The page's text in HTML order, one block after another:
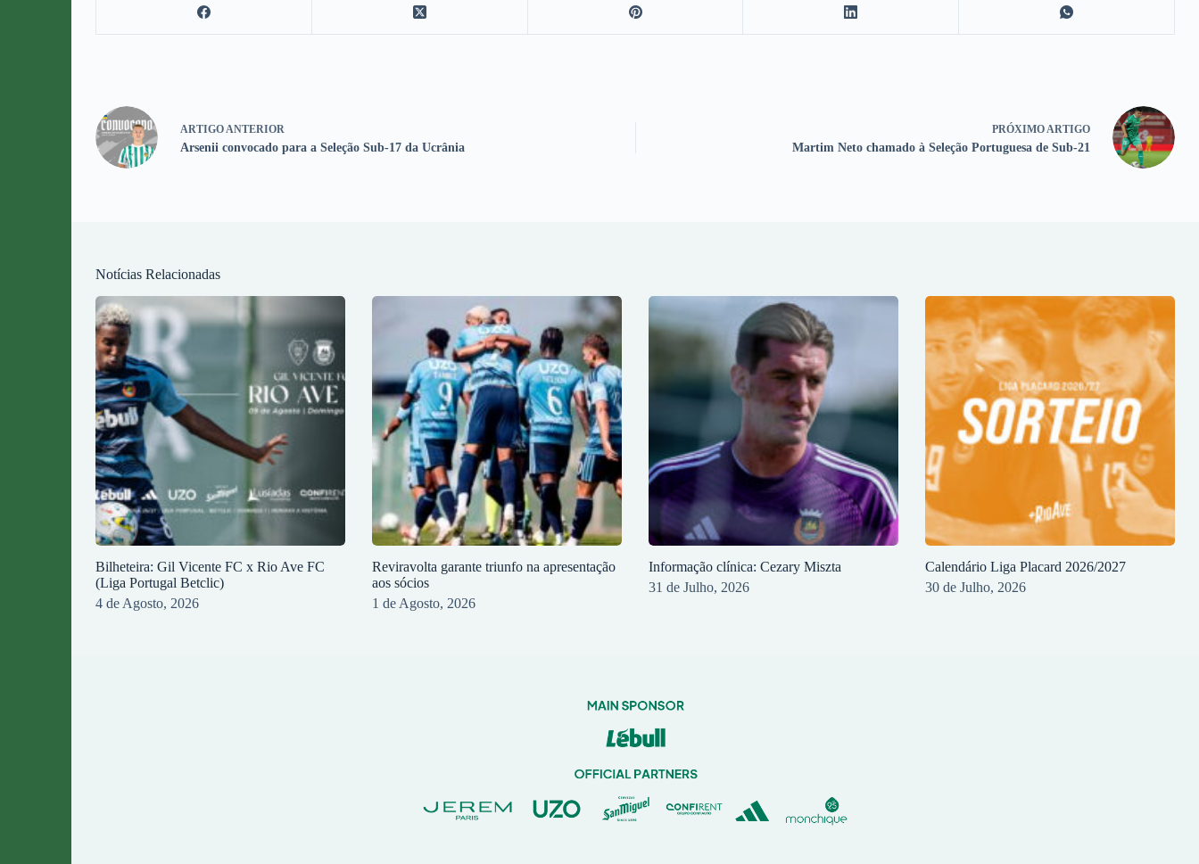
ARTIGO ANTERIOR
Arsenii convocado para a Seleção Sub-17 da Ucrânia
PRÓXIMO ARTIGO
Martim Neto chamado à Seleção Portuguesa de Sub-21
Notícias Relacionadas
Bilheteira: Gil Vicente FC x Rio Ave FC
(Liga Portugal Betclic)
4 de Agosto, 2026
Reviravolta garante triunfo na apresentação
aos sócios
1 de Agosto, 2026
Informação clínica: Cezary Miszta
31 de Julho, 2026
Calendário Liga Placard 2026/2027
30 de Julho, 2026